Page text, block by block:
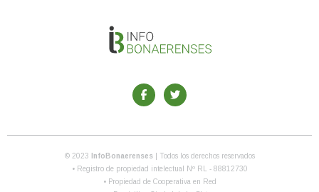
© 2023 InfoBonaerenses
| Todos los derechos reservados
• Registro de propiedad intelectual Nº RL - 88812730
• Propiedad de Cooperativa en Red